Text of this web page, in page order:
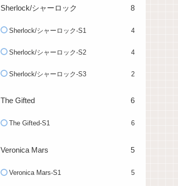
Sherlock/シャーロック 8
Sherlock/シャーロック-S1 4
Sherlock/シャーロック-S2 4
Sherlock/シャーロック-S3 2
The Gifted 6
The Gifted-S1 6
Veronica Mars 5
Veronica Mars-S1 5